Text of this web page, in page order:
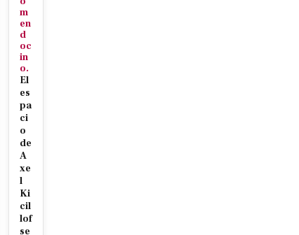
m
en
d
oc
in
o.
El
es
pa
ci
o
de
A
xe
l
Ki
cil
lof
se